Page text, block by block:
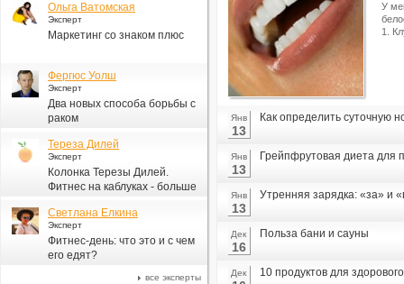
У
1.
Янв
13
Как определить суточную
Янв
13
Грейпфрутовая диета для
Янв
13
Утренняя зарядка: «за» и
Дек
16
Польза бани и сауны
Дек 10 продуктов для
Ольга Ватомская
Эксперт
Маркетинг со знаком плюс
Фергюс Уолш
Эксперт
Два новых способа борьбы с
раком
Тереза Дилей
Эксперт
Колонка Терезы Дилей.
Фитнес на каблуках - больше
Светлана Елкина
Эксперт
Фитнес-день: что это и с чем
его едят?
все эксперты